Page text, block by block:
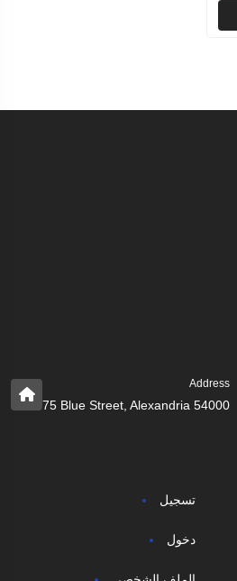
Address
75 Blue Street, Alexandria 54000
تسجيل
دخول